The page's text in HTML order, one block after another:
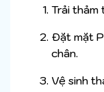
Trải thảm
Đặt mặt
chân.
Vệ sinh